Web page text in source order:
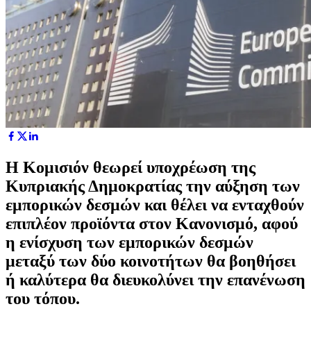
Η Κομισιόν θεωρεί υποχρέωση της
Κυπριακής Δημοκρατίας την αύξηση των
εμπορικών δεσμών και θέλει να ενταχθούν
επιπλέον προϊόντα στον Κανονισμό, αφού
η ενίσχυση των εμπορικών δεσμών
μεταξύ των δύο κοινοτήτων θα βοηθήσει
ή καλύτερα θα διευκολύνει την επανένωση
του τόπου.